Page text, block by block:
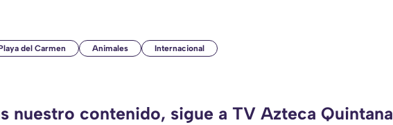
del Carmen Animales Internacional
nuestro contenido, sigue a TV Azteca Quintana